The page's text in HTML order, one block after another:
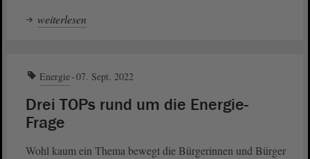
weiterlesen
Energie 07. Sept. 2022
Drei TOPs rund um die Energie-
Frage
Wohl kaum ein Thema bewegt die Bürgerinnen und Bürger